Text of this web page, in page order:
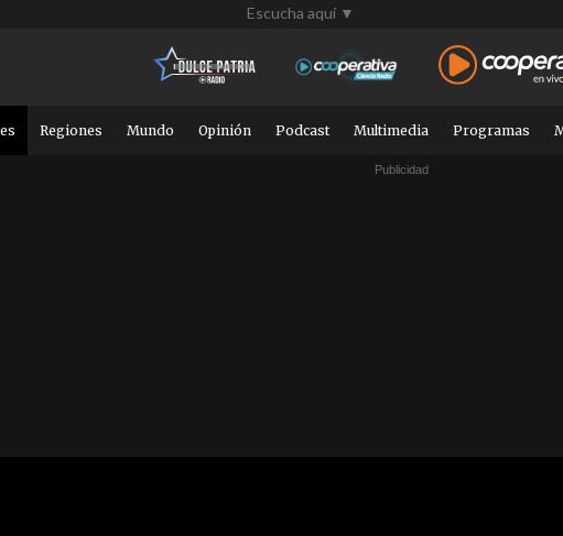
Escucha aquí ▼
Regiones Mundo Opinión Podcast Multimedia Programas